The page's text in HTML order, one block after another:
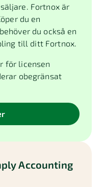
Fortnox är
du en
du också en
till ditt Fortnox.
för licensen
obegränsat
Accounting